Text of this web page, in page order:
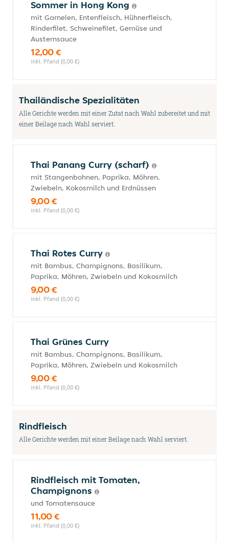
Sommer in Hong Kong
mit Garnelen, Entenfleisch, Hühnerfleisch,
Rinderfilet, Schweinefilet, Gemüse und
Austernsauce
12,00 €
inkl. Pfand (0,00 €)
Thailändische Spezialitäten
Alle Gerichte werden mit einer Zutat nach Wahl zubereitet und mit
einer Beilage nach Wahl serviert.
Thai Panang Curry (scharf)
mit Stangenbohnen, Paprika, Möhren,
Zwiebeln, Kokosmilch und Erdnüssen
9,00 €
inkl. Pfand (0,00 €)
Thai Rotes Curry
mit Bambus, Champignons, Basilikum,
Paprika, Möhren, Zwiebeln und Kokosmilch
9,00 €
inkl. Pfand (0,00 €)
Thai Grünes Curry
mit Bambus, Champignons, Basilikum,
Paprika, Möhren, Zwiebeln und Kokosmilch
9,00 €
inkl. Pfand (0,00 €)
Rindfleisch
Alle Gerichte werden mit einer Beilage nach Wahl serviert.
Rindfleisch mit Tomaten,
Champignons
und Tomatensauce
11,00 €
inkl. Pfand (0,00 €)